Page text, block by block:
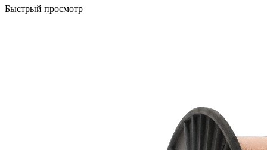
Быстрый просмотр